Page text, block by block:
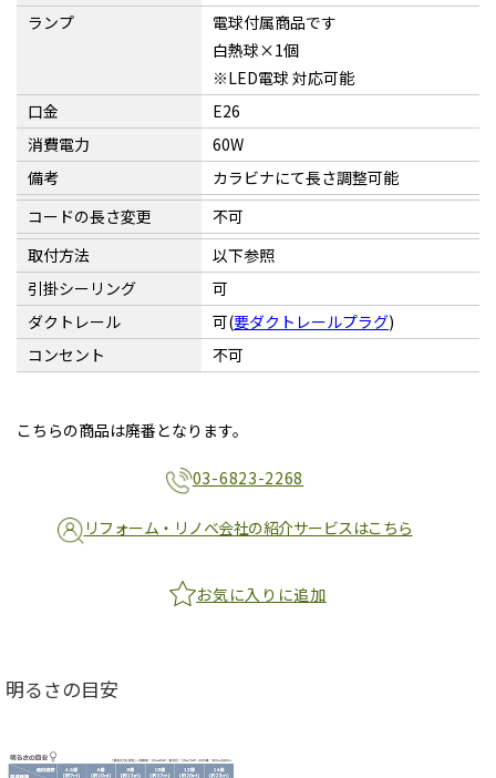
ランプ
電球付属商品です
白熱球×1個
※LED電球 対応可能
口金
E26
消費電力
60W
備考
カラビナにて長さ調整可能
コードの長さ変更
不可
取付方法
以下参照
引掛シーリング
可
ダクトレール
可(要ダクトレールプラグ)
コンセント
不可
こちらの商品は廃番となります。
03-6823-2268
リフォーム・リノベ会社の紹介サービスはこちら
お気に入りに追加
明るさの目安